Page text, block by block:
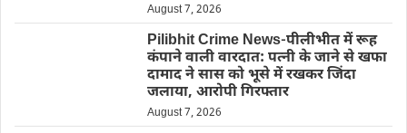
August 7, 2026
Pilibhit Crime News-पीलीभीत में रूह
कंपाने वाली वारदात: पत्नी के जाने से खफा
दामाद ने सास को भूसे में रखकर जिंदा
जलाया, आरोपी गिरफ्तार
August 7, 2026